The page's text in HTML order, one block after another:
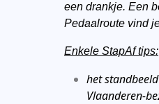
een drankje. Een
Pedaalroute vind
Enkele StapAf tips:
het
Vlaanderen-